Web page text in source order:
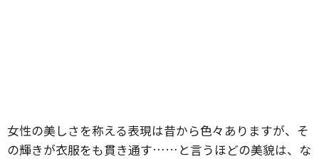
女性の美しさを称える表現は昔から色々ありますが、そ
の輝きが衣服をも貫き通す……と言うほどの美貌は、な